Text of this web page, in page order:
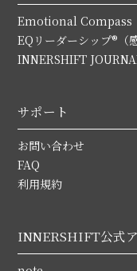
Emotional Compass
EQリーダーシップ®（
INNERSHIFT
サポート
お問い合わせ
FAQ
利用規約
INNERSHIFT公式